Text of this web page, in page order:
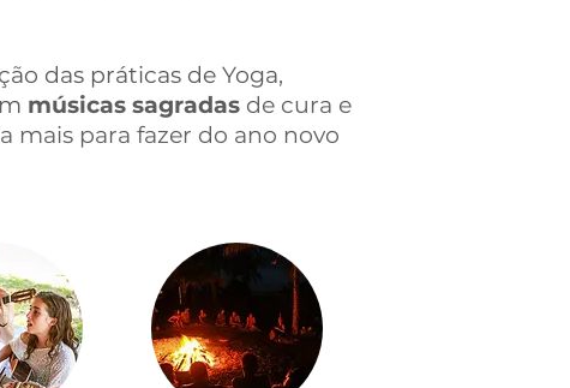
das práticas de Yoga,
músicas sagradas de cura e
mais para fazer do ano novo